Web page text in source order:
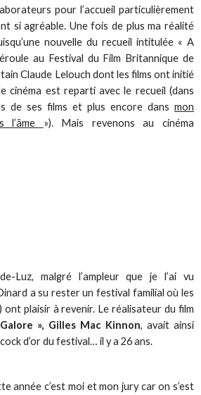
pour l’accueil particulièrement
si agréable. Une fois de plus ma réalité
nouvelle du recueil intitulée « A
au Festival du Film Britannique de
Claude Lelouch dont les films ont initié
cinéma est reparti avec le recueil (dans
de ses films et plus encore dans mon
l’âme »). Mais revenons au cinéma
Luz, malgré l’ampleur que je l’ai vu
a su rester un festival familial où les
ont plaisir à revenir. Le réalisateur du film
», Gilles Mac Kinnon, avait ainsi
d’or du festival… il y a 26 ans.
année c’est moi et mon jury car on s’est